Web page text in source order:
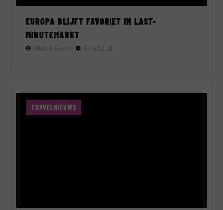
EUROPA BLIJFT FAVORIET IN LAST-
MINUTEMARKT
Sharon Evers 30 juli 2026
TRAVELNIEUWS